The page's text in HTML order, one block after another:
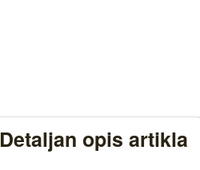
Detaljan opis artikla